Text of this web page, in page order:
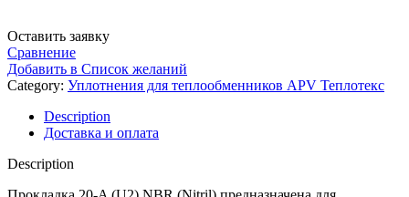
Оставить заявку
Сравнение
Добавить в Список желаний
Category: Уплотнения для теплообменников APV Теплотекс
Description
Доставка и оплата
Description